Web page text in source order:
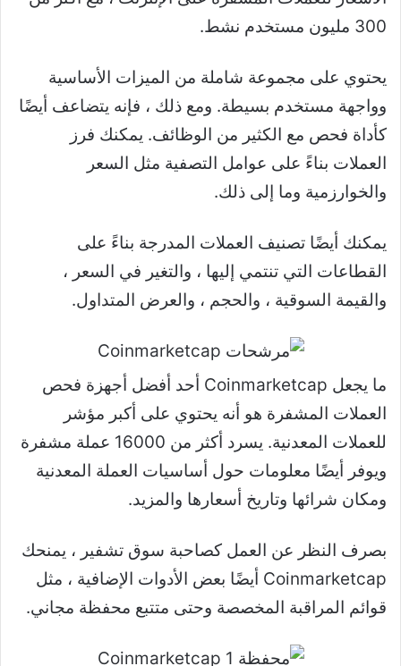
300 مليون مستخدم نشط.
يحتوي على مجموعة شاملة من الميزات الأساسية
وواجهة مستخدم بسيطة. ومع ذلك ، فإنه يتضاعف أيضًا
كأداة فحص مع الكثير من الوظائف. يمكنك فرز
العملات بناءً على عوامل التصفية مثل السعر
والخوارزمية وما إلى ذلك.
يمكنك أيضًا تصنيف العملات المدرجة بناءً على
القطاعات التي تنتمي إليها ، والتغير في السعر ،
والقيمة السوقية ، والحجم ، والعرض المتداول.
ما يجعل Coinmarketcap أحد أفضل أجهزة فحص
العملات المشفرة هو أنه يحتوي على أكبر مؤشر
للعملات المعدنية. يسرد أكثر من 16000 عملة مشفرة
ويوفر أيضًا معلومات حول أساسيات العملة المعدنية
ومكان شرائها وتاريخ أسعارها والمزيد.
بصرف النظر عن العمل كصاحبة سوق تشفير ، يمنحك
Coinmarketcap أيضًا بعض الأدوات الإضافية ، مثل
قوائم المراقبة المخصصة وحتى متتبع محفظة مجاني.